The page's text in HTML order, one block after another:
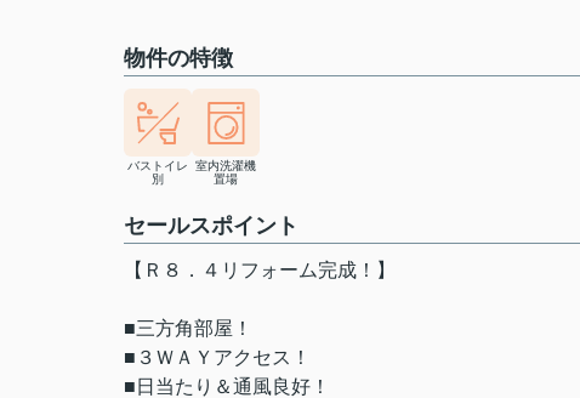
物件の特徴
バストイレ
別
室内洗濯機
置場
セールスポイント
【Ｒ８．４リフォーム完成！】
■三方角部屋！
■３ＷＡＹアクセス！
■日当たり＆通風良好！